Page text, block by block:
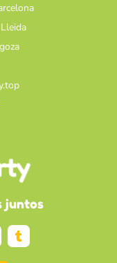
juntos
T
u
m